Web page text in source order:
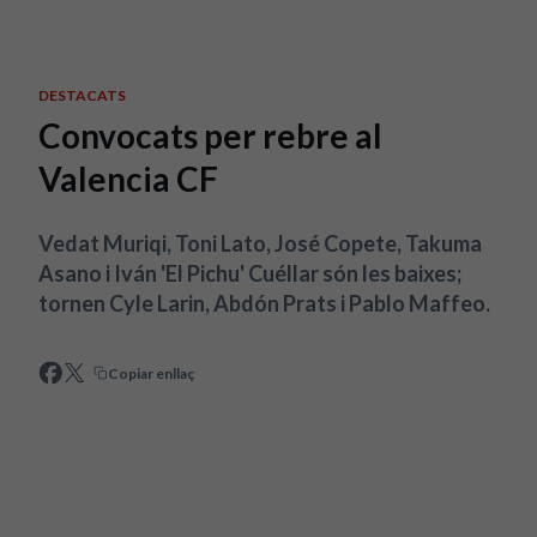
DESTACATS
Convocats per rebre al
Valencia CF
Vedat Muriqi, Toni Lato, José Copete, Takuma
Asano i Iván 'El Pichu' Cuéllar són les baixes;
tornen Cyle Larin, Abdón Prats i Pablo Maffeo.
Copiar enllaç